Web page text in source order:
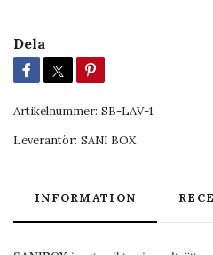
Dela
Artikelnummer: SB-LAV-1
Leverantör: SANI BOX
INFORMATION